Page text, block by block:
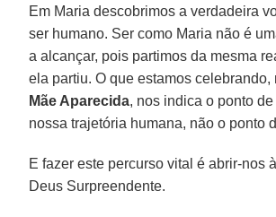
Em Maria descobrimos a verdadeira
ser humano. Ser como Maria não é
a alcançar, pois partimos da mesma
ela partiu. O que estamos celebrando,
Mãe Aparecida, nos indica o ponto
nossa trajetória humana, não o ponto
E fazer este percurso vital é abrir-nos
Deus Surpreendente.